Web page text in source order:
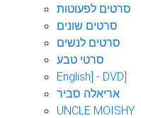
סרטים לפעוטות
סרטים שונים
סרטים לנשים
סרטי טבע
English] - DVD]
אריאלה סביר
UNCLE MOISHY